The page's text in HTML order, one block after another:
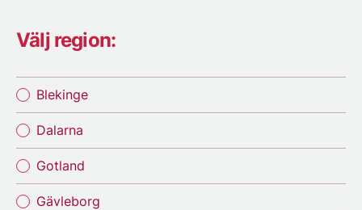
Välj region:
Blekinge
Dalarna
Gotland
Gävleborg